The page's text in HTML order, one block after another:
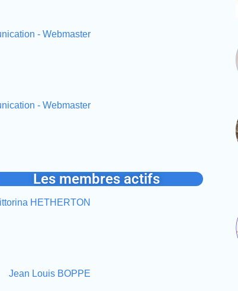
- Webmaster
- Webmaster
Les membres actifs
HETHERTON
Jean Louis BOPPE